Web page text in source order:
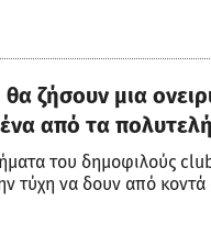
ζήσουν μια
από τα
του δημοφιλούς
τύχη να δουν από